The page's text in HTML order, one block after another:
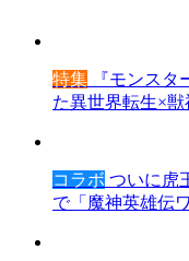
特集 『モンスタ
た異世界転生×獣
コラボ ついに虎
で「魔神英雄伝